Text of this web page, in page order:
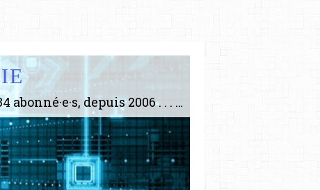
Le plus gros site de philosophie de France ! ABONNEZ-VOUS ! 4115 Articles, 1634 abonné·e·s, depuis 2006 . . . . . . . . 2 852 214 pages vues jusqu'à présent. Prestance et être apte à un plus grand nombre de choses.